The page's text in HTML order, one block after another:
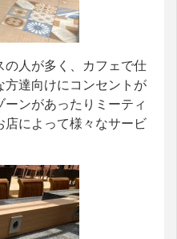
の人が多く、カフェで仕
達向けにコンセントが
ンがあったりミーティ
店によって様々なサービ